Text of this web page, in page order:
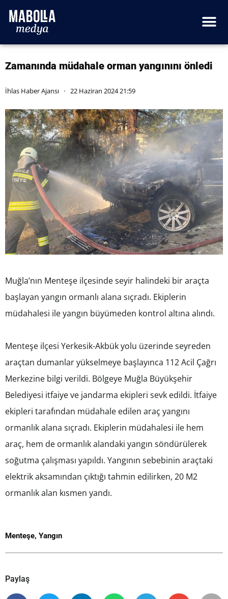
Zamanında müdahale orman yangınını önledi
İhlas Haber Ajansı 22 Haziran 2024 21:59
Muğla’nın Menteşe ilçesinde seyir halindeki bir araçta
başlayan yangın ormanlı alana sıçradı. Ekiplerin
müdahalesi ile yangın büyümeden kontrol altına alındı.
Menteşe ilçesi Yerkesik-Akbük yolu üzerinde seyreden
araçtan dumanlar yükselmeye başlayınca 112 Acil Çağrı
Merkezine bilgi verildi. Bölgeye Muğla Büyükşehir
Belediyesi itfaiye ve jandarma ekipleri sevk edildi. İtfaiye
ekipleri tarafından müdahale edilen araç yangını
ormanlık alana sıçradı. Ekiplerin müdahalesi ile hem
araç, hem de ormanlık alandaki yangın söndürülerek
soğutma çalışması yapıldı. Yangının sebebinin araçtaki
elektrik aksamından çıktığı tahmin edilirken, 20 M2
ormanlık alan kısmen yandı.
Menteşe, Yangın
Paylaş